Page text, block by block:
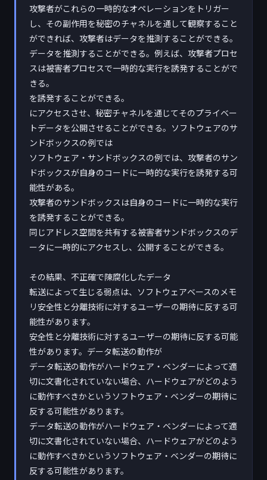
攻撃者がこれらの一時的なオペレーションをトリガー
し、その副作用を秘密のチャネルを通して観察すること
ができれば、攻撃者はデータを推測することができる。
データを推測することができる。例えば、攻撃者プロセ
スは被害者プロセスで一時的な実行を誘発することがで
きる。
を誘発することができる。
にアクセスさせ、秘密チャネルを通じてそのプライベー
トデータを公開させることができる。ソフトウェアのサ
ンドボックスの例では
ソフトウェア・サンドボックスの例では、攻撃者のサン
ドボックスが自身のコードに一時的な実行を誘発する可
能性がある。
攻撃者のサンドボックスは自身のコードに一時的な実行
を誘発することができる。
同じアドレス空間を共有する被害者サンドボックスのデ
ータに一時的にアクセスし、公開することができる。
その結果、不正確で陳腐化したデータ
転送によって生じる弱点は、ソフトウェアベースのメモ
リ安全性と分離技術に対するユーザーの期待に反する可
能性があります。
安全性と分離技術に対するユーザーの期待に反する可能
性があります。データ転送の動作が
データ転送の動作がハードウェア・ベンダーによって適
切に文書化されていない場合、ハードウェアがどのよう
に動作すべきかというソフトウェア・ベンダーの期待に
反する可能性があります。
データ転送の動作がハードウェア・ベンダーによって適
切に文書化されていない場合、ハードウェアがどのよう
に動作すべきかというソフトウェア・ベンダーの期待に
反する可能性があります。